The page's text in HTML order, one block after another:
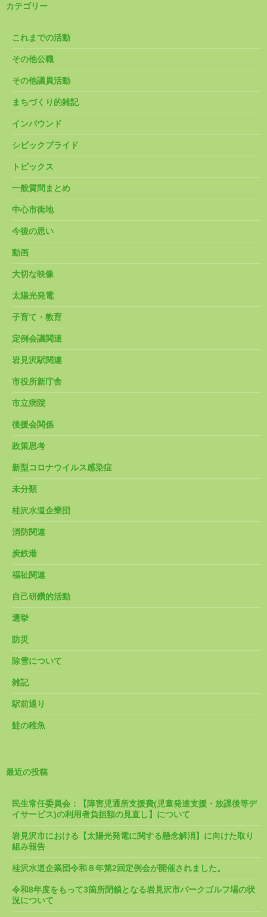
カテゴリー
これまでの活動
その他公職
その他議員活動
まちづくり的雑記
インバウンド
シビックプライド
トピックス
一般質問まとめ
中心市街地
今後の思い
動画
大切な映像
太陽光発電
子育て・教育
定例会議関連
岩見沢駅関連
市役所新庁舎
市立病院
後援会関係
政策思考
新型コロナウイルス感染症
未分類
桂沢水道企業団
消防関連
炭鉄港
福祉関連
自己研鑽的活動
選挙
防災
除雪について
雑記
駅前通り
鮭の稚魚
最近の投稿
民生常任委員会：【障害児通所支援費(児童発達支援・放課後等デ
イサービス)の利用者負担額の見直し】について
岩見沢市における【太陽光発電に関する懸念解消】に向けた取り
組み報告
桂沢水道企業団令和８年第2回定例会が開催されました。
令和8年度をもって3箇所閉鎖となる岩見沢市パークゴルフ場の状
況について